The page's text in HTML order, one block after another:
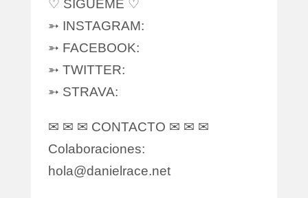
♡ SÍGUEME ♡
➳ INSTAGRAM:
➳ FACEBOOK:
➳ TWITTER:
➳ STRAVA:
✉ ✉ ✉ CONTACTO ✉ ✉ ✉
Colaboraciones:
hola@danielrace.net